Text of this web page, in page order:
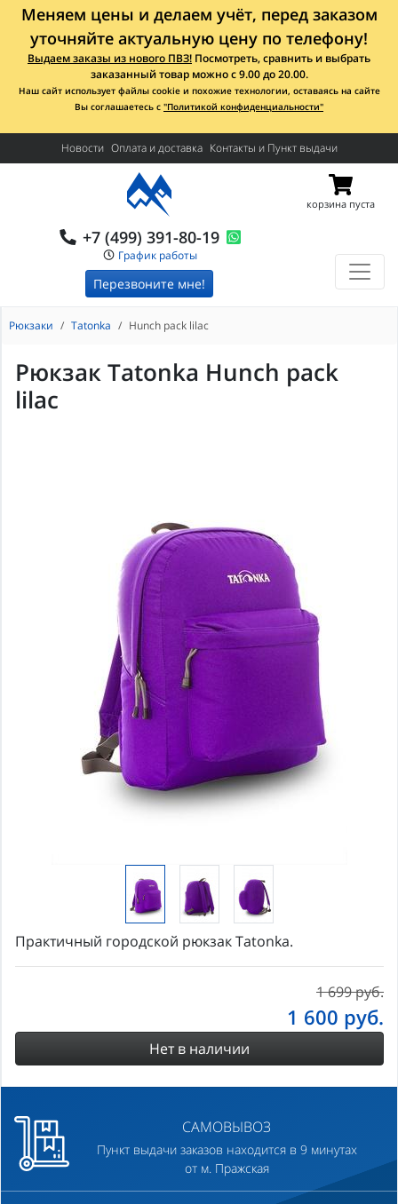
Меняем цены и делаем учёт, перед заказом
уточняйте актуальную цену по телефону!
Выдаем заказы из нового ПВЗ! Посмотреть, сравнить и выбрать
заказанный товар можно с 9.00 до 20.00.
Наш сайт использует файлы cookie и похожие технологии, оставаясь на сайте
Вы соглашаетесь с "Политикой конфиденциальности"
Новости Оплата и доставка Контакты и Пункт выдачи
+7 (499) 391-80-19
График работы
Перезвоните мне!
корзина пуста
Рюкзаки Tatonka Hunch pack lilac
Рюкзак Tatonka Hunch pack
lilac
Практичный городской рюкзак Tatonka.
1 699 руб.
1 600 руб.
Нет в наличии
САМОВЫВОЗ
Пункт выдачи заказов находится в 9 минутах
от м. Пражская